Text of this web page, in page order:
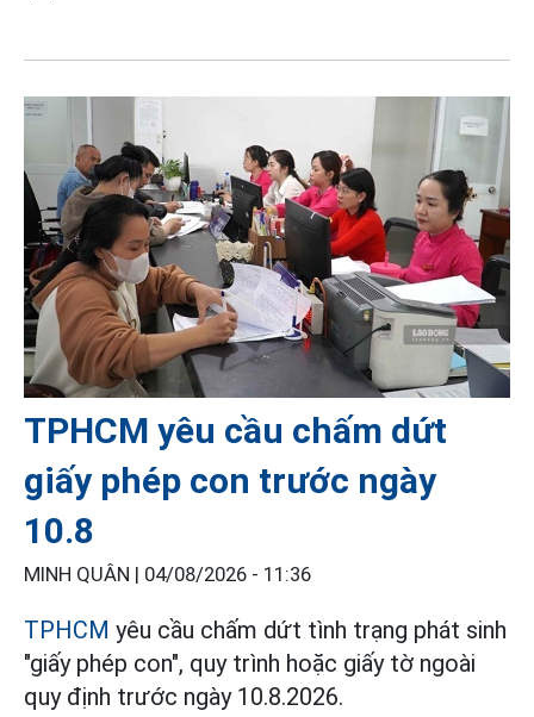
TPHCM yêu cầu chấm dứt
giấy phép con trước ngày
10.8
MINH QUÂN | 04/08/2026 - 11:36
TPHCM yêu cầu chấm dứt tình trạng phát sinh
"giấy phép con", quy trình hoặc giấy tờ ngoài
quy định trước ngày 10.8.2026.